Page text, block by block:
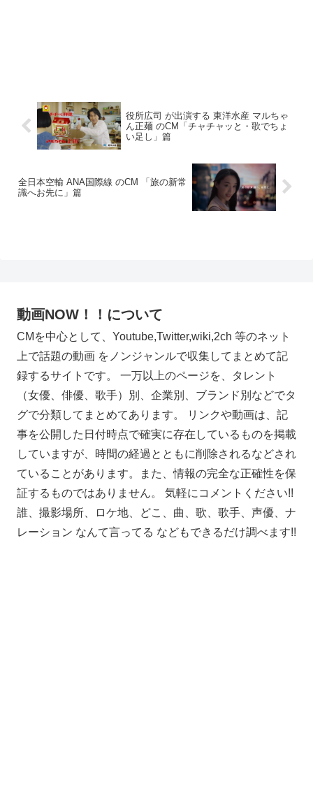
役所広司 が出演する 東洋水産 マルちゃ
ん正麺 のCM「チャチャッと・歌でちょ
い足し」篇
全日本空輸 ANA国際線 のCM 「旅の新常
識へお先に」篇
動画NOW！！について
CMを中心として、Youtube,Twitter,wiki,2ch 等のネット
上で話題の動画 をノンジャンルで収集してまとめて記
録するサイトです。 一万以上のページを、タレント
（女優、俳優、歌手）別、企業別、ブランド別などでタ
グで分類してまとめてあります。 リンクや動画は、記
事を公開した日付時点で確実に存在しているものを掲載
していますが、時間の経過とともに削除されるなどされ
ていることがあります。また、情報の完全な正確性を保
証するものではありません。 気軽にコメントください!!
誰、撮影場所、ロケ地、どこ、曲、歌、歌手、声優、ナ
レーション なんて言ってる などもできるだけ調べます!!